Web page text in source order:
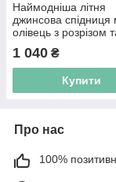
Наймодніша літня
джинсова спідниця
олівець з розрізом
бахромою
1 040 ₴
Купити
Про нас
100%